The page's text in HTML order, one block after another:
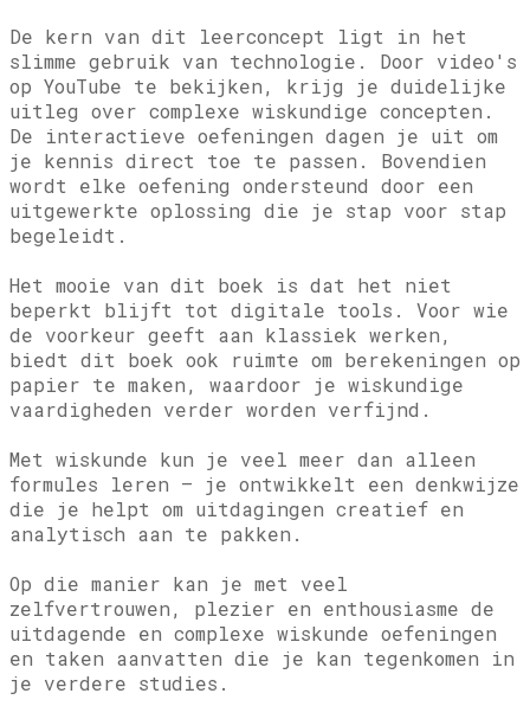
De kern van dit leerconcept ligt in het
slimme gebruik van technologie. Door video's
op YouTube te bekijken, krijg je duidelijke
uitleg over complexe wiskundige concepten.
De interactieve oefeningen dagen je uit om
je kennis direct toe te passen. Bovendien
wordt elke oefening ondersteund door een
uitgewerkte oplossing die je stap voor stap
begeleidt.
Het mooie van dit boek is dat het niet
beperkt blijft tot digitale tools. Voor wie
de voorkeur geeft aan klassiek werken,
biedt dit boek ook ruimte om berekeningen op
papier te maken, waardoor je wiskundige
vaardigheden verder worden verfijnd.
Met wiskunde kun je veel meer dan alleen
formules leren – je ontwikkelt een denkwijze
die je helpt om uitdagingen creatief en
analytisch aan te pakken.
Op die manier kan je met veel
zelfvertrouwen, plezier en enthousiasme de
uitdagende en complexe wiskunde oefeningen
en taken aanvatten die je kan tegenkomen in
je verdere studies.